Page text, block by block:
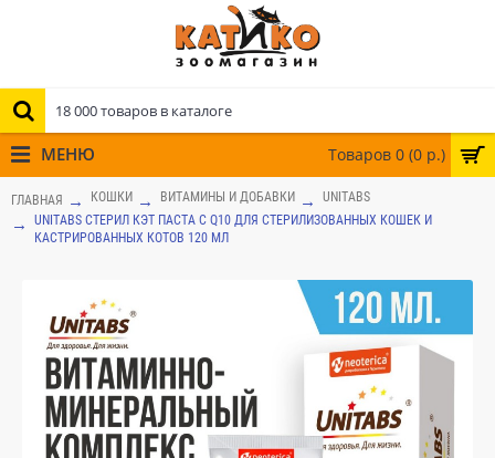
Товаров 0 (0 р.)
МЕНЮ
ГЛАВНАЯ КОШКИ ВИТАМИНЫ И ДОБАВКИ
UNITABS
UNITABS СТЕРИЛ КЭТ ПАСТА С Q10 ДЛЯ СТЕРИЛИЗОВАННЫХ КОШЕК И
КАСТРИРОВАННЫХ КОТОВ 120 МЛ